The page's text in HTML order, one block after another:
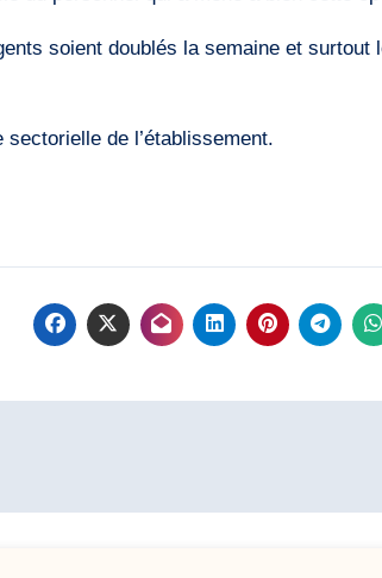
soient doublés la semaine et
sectorielle de l’établissement.